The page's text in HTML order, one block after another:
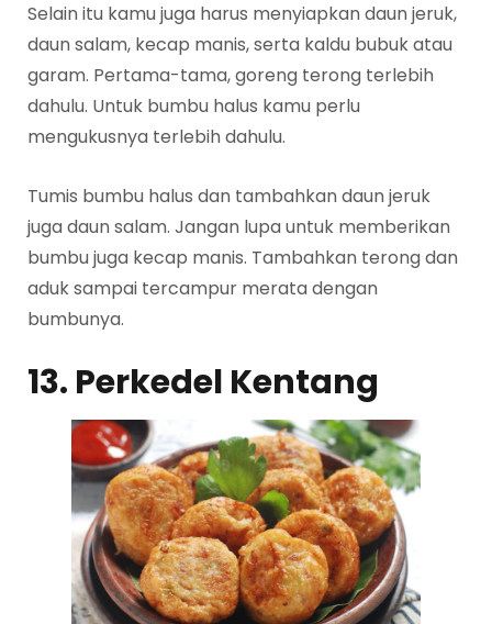
Selain itu kamu juga harus menyiapkan daun jeruk,
daun salam, kecap manis, serta kaldu bubuk atau
garam. Pertama-tama, goreng terong terlebih
dahulu. Untuk bumbu halus kamu perlu
mengukusnya terlebih dahulu.
Tumis bumbu halus dan tambahkan daun jeruk
juga daun salam. Jangan lupa untuk memberikan
bumbu juga kecap manis. Tambahkan terong dan
aduk sampai tercampur merata dengan
bumbunya.
13. Perkedel Kentang